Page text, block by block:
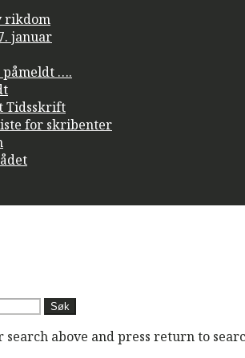
rikdom
januar
påmeldt ….
Tidsskrift
for skribenter
above and press return to